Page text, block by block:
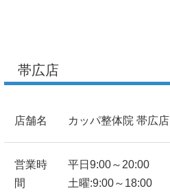
帯広店
店舗名 カッパ整体院 帯広店
営業時
間
平日9:00～20:00
土曜:9:00～18:00